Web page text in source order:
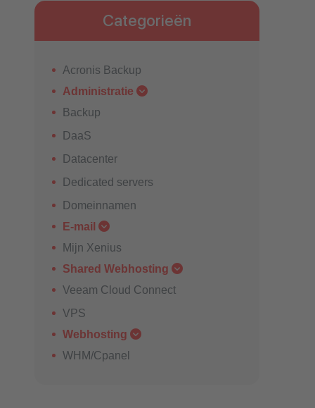
Categorieën
Acronis Backup
Administratie
Backup
DaaS
Datacenter
Dedicated servers
Domeinnamen
E-mail
Mijn Xenius
Shared Webhosting
Veeam Cloud Connect
VPS
Webhosting
WHM/Cpanel